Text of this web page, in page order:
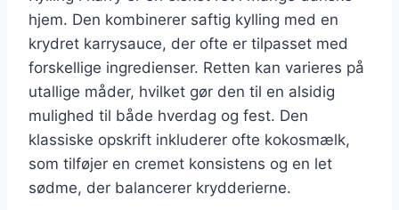
hjem. Den kombinerer saftig kylling med en
krydret karrysauce, der ofte er tilpasset med
forskellige ingredienser. Retten kan varieres på
utallige måder, hvilket gør den til en alsidig
mulighed til både hverdag og fest. Den
klassiske opskrift inkluderer ofte kokosmælk,
som tilføjer en cremet konsistens og en let
sødme, der balancerer krydderierne.